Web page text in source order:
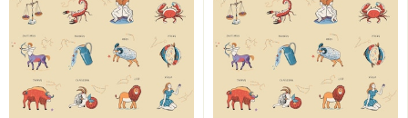
愛は、運命共同体意識を持って。一緒にやることの数だ
け、絆が深まります。
おうし座（4月20日～5月20日生まれ）